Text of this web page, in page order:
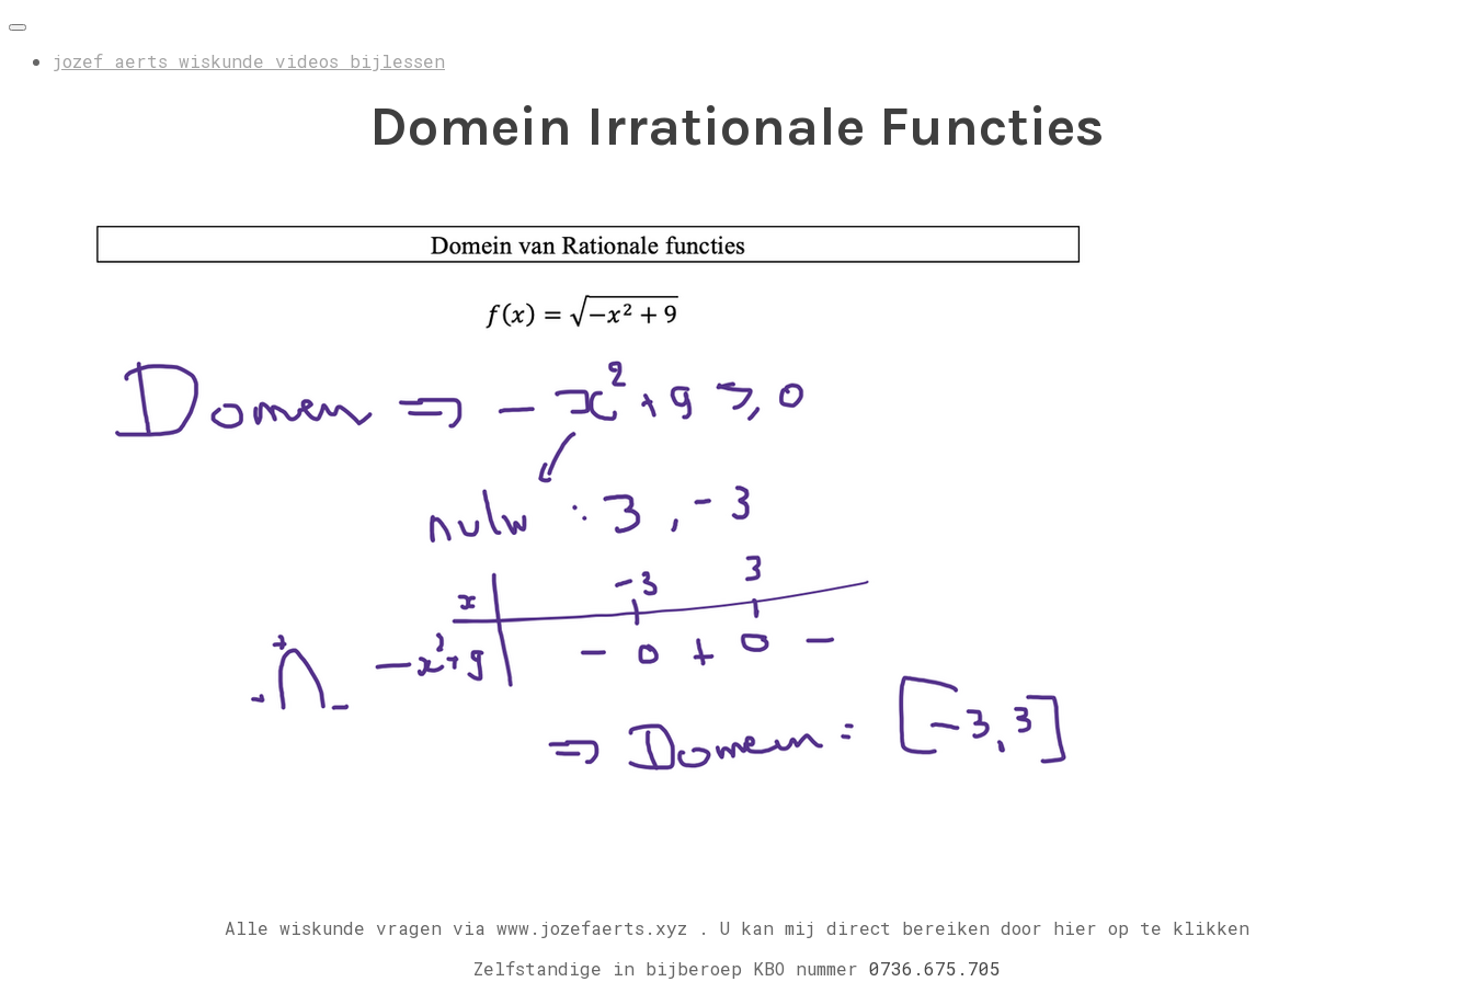
jozef aerts wiskunde videos bijlessen
Domein Irrationale Functies
Alle wiskunde vragen via www.jozefaerts.xyz . U kan mij direct bereiken door hier op te klikken
Zelfstandige in bijberoep KBO nummer 0736.675.705